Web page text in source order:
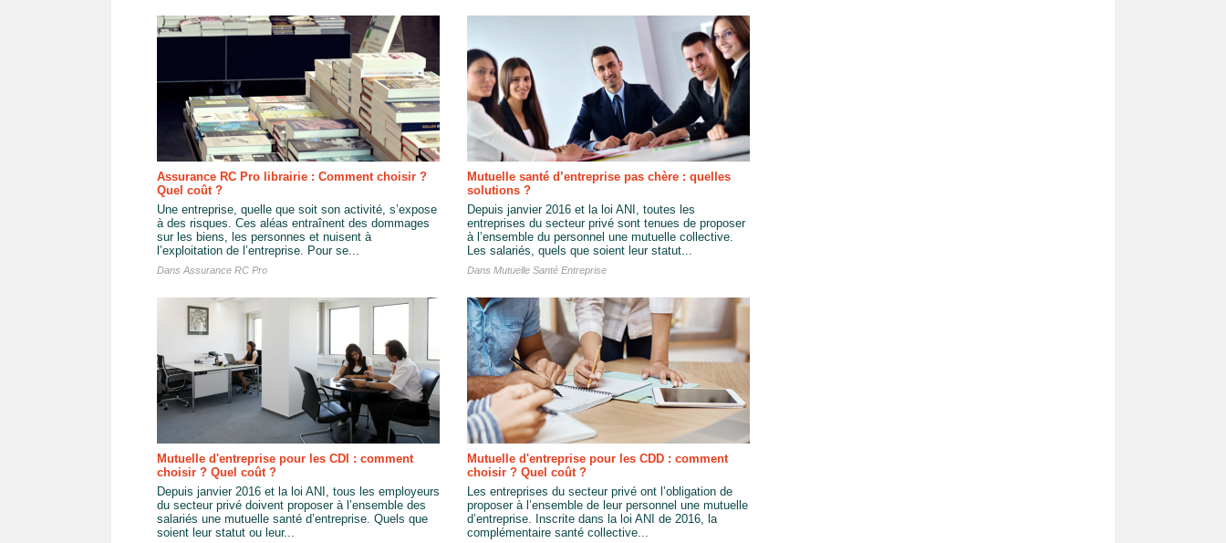
Assurance RC Pro librairie : Comment choisir ?
Quel coût ?
Une entreprise, quelle que soit son activité, s’expose
à des risques. Ces aléas entraînent des dommages
sur les biens, les personnes et nuisent à
l’exploitation de l’entreprise. Pour se...
Dans Assurance RC Pro
Mutuelle santé d’entreprise pas chère : quelles
solutions ?
Depuis janvier 2016 et la loi ANI, toutes les
entreprises du secteur privé sont tenues de proposer
à l’ensemble du personnel une mutuelle collective.
Les salariés, quels que soient leur statut...
Dans Mutuelle Santé Entreprise
Mutuelle d'entreprise pour les CDI : comment
choisir ? Quel coût ?
Depuis janvier 2016 et la loi ANI, tous les employeurs
du secteur privé doivent proposer à l’ensemble des
salariés une mutuelle santé d’entreprise. Quels que
soient leur statut ou leur...
Mutuelle d'entreprise pour les CDD : comment
choisir ? Quel coût ?
Les entreprises du secteur privé ont l’obligation de
proposer à l’ensemble de leur personnel une mutuelle
d’entreprise. Inscrite dans la loi ANI de 2016, la
complémentaire santé collective...